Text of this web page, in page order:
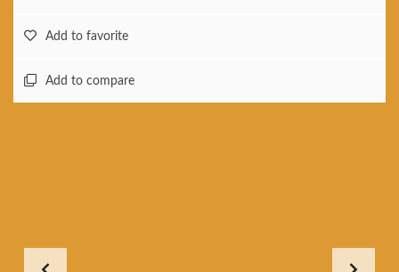
Add to favorite
Add to compare